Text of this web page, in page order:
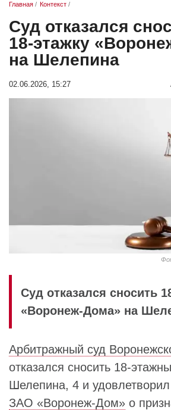
Главная / Контекст /
Суд отказался
18‑этажку
на Шелепина
02.06.2026, 15:27
Суд отказался сносить
«Воронеж-Дома» на
Арбитражный суд
отказался сносить
Шелепина, 4 и
ЗАО «Воронеж-Дом» о